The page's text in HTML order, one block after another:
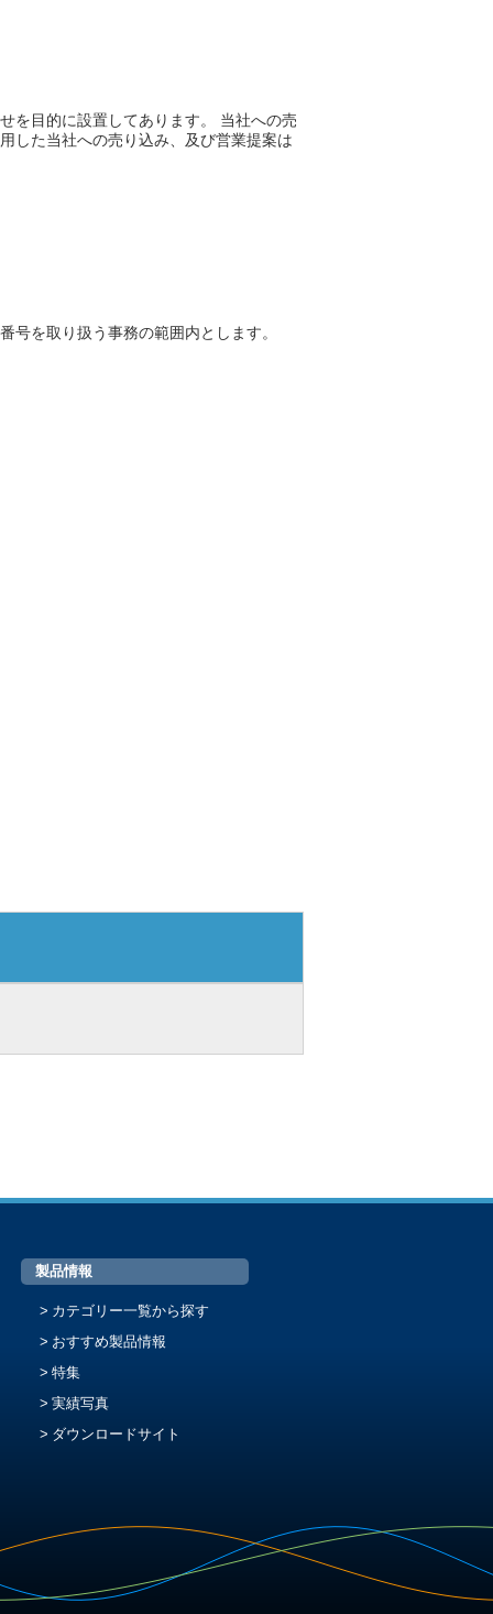
を目的に設置してあります。 当社への売
した当社への売り込み、及び営業提案は
号を取り扱う事務の範囲内とします。
製品情報
カテゴリー一覧から探す
おすすめ製品情報
特集
実績写真
ダウンロードサイト